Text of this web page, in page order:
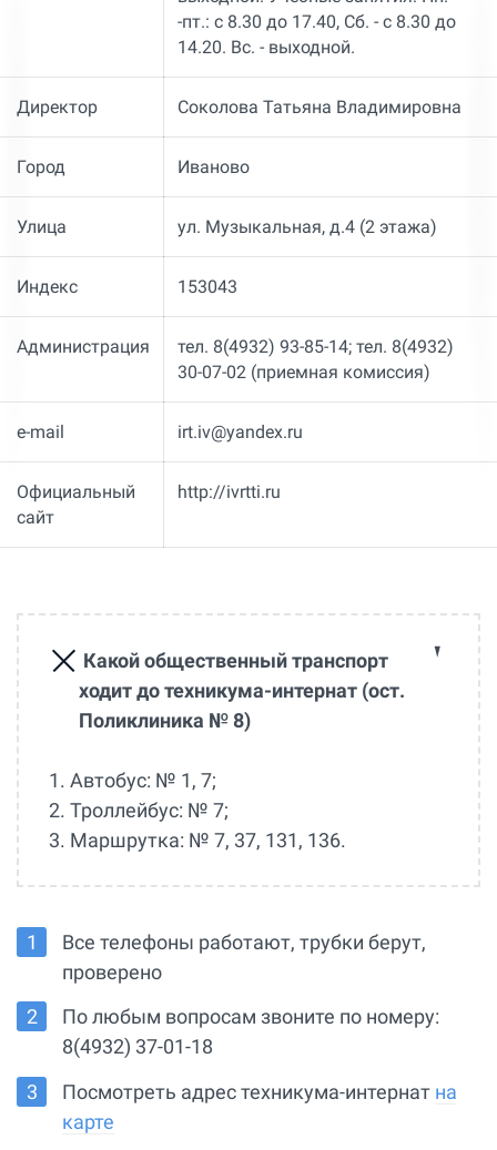
-пт.: с 8.30 до 17.40, Сб. - с 8.30 до
14.20. Вс. - выходной.
Директор Соколова Татьяна Владимировна
Город Иваново
Улица ул. Музыкальная, д.4 (2 этажа)
Индекс 153043
Администрация
тел. 8(4932) 93-85-14; тел. 8(4932)
30-07-02 (приемная комиссия)
e-mail irt.iv@yandex.ru
Официальный
сайт
http://ivrtti.ru
Какой общественный транспорт
ходит до техникума-интернат (ост.
Поликлиника № 8)
1. Автобус: № 1, 7;
2. Троллейбус: № 7;
3. Маршрутка: № 7, 37, 131, 136.
Все телефоны работают, трубки берут,
проверено
По любым вопросам звоните по номеру:
8(4932) 37-01-18
Посмотреть адрес техникума-интернат на
карте